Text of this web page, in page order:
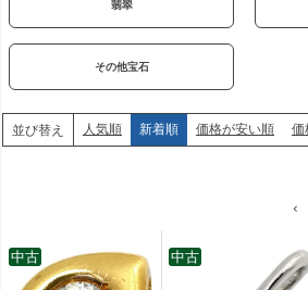
翡翠
その他宝石
並び替え 人気順 新着順 価格が安い順 価
中古 中古